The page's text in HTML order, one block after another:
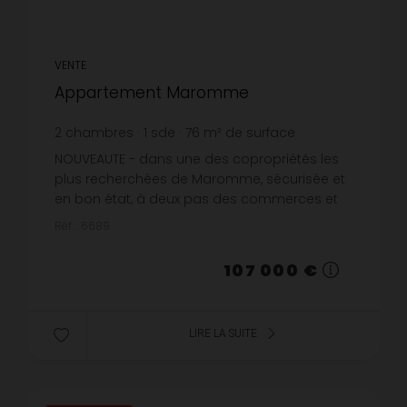
VENTE
Appartement Maromme
2 chambres 1 sde 76 m² de surface
1 407,89 €
prix / m²
NOUVEAUTE - dans une des copropriétés les
plus recherchées de Maromme, sécurisée et
en bon état, à deux pas des commerces et
107 000 €
LIRE LA SUITE